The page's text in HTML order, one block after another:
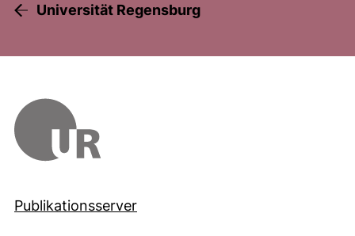
Universität Regensburg
Publikationsserver